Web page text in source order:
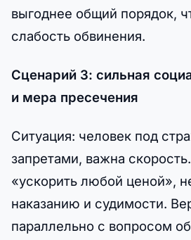
выгоднее общий порядок,
слабость обвинения.
Сценарий 3: сильная
и мера пресечения
Ситуация: человек под
запретами, важна
«ускорить любой ценой»,
наказанию и судимости.
параллельно с вопросом